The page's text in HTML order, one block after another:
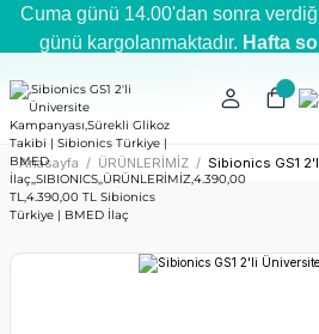
Instagram WhatsApp
Anasayfa ÜRÜNLERİMİZ Sibionics GS1
Cuma günü 14.00'dan sonra
günü kargolanmaktadır. Hafta